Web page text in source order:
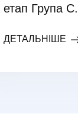
етап Група
ДЕТАЛЬНІШЕ